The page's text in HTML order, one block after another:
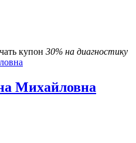
купон 30% на диагностику
Михайловна